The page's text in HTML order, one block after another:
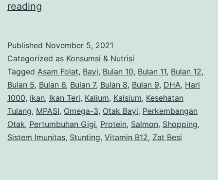
reading
Ikan
yang
Baik
Untuk
Kecerdasan
Anak
Published November 5, 2021
Categorized as Konsumsi & Nutrisi
Tagged Asam Folat, Bayi, Bulan 10, Bulan 11, Bulan 12,
Bulan 5, Bulan 6, Bulan 7, Bulan 8, Bulan 9, DHA, Hari
1000, Ikan, Ikan Teri, Kalium, Kalsium, Kesehatan
Tulang, MPASI, Omega-3, Otak Bayi, Perkembangan
Otak, Pertumbuhan Gigi, Protein, Salmon, Shopping,
Sistem Imunitas, Stunting, Vitamin B12, Zat Besi